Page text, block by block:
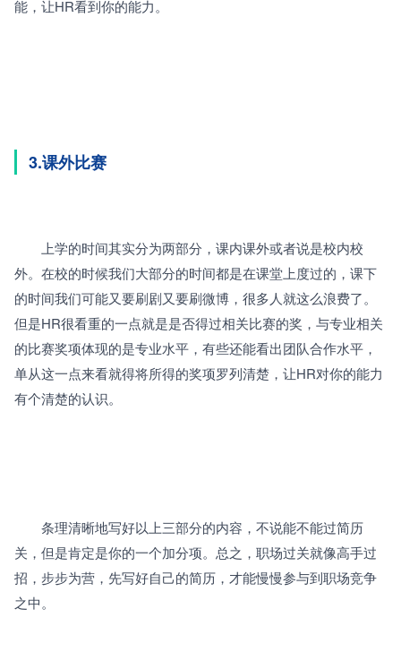
能，让HR看到你的能力。
3.课外比赛
上学的时间其实分为两部分，课内课外或者说是校内校
外。在校的时候我们大部分的时间都是在课堂上度过的，课下
的时间我们可能又要刷剧又要刷微博，很多人就这么浪费了。
但是HR很看重的一点就是是否得过相关比赛的奖，与专业相关
的比赛奖项体现的是专业水平，有些还能看出团队合作水平，
单从这一点来看就得将所得的奖项罗列清楚，让HR对你的能力
有个清楚的认识。
条理清晰地写好以上三部分的内容，不说能不能过简历
关，但是肯定是你的一个加分项。总之，职场过关就像高手过
招，步步为营，先写好自己的简历，才能慢慢参与到职场竞争
之中。